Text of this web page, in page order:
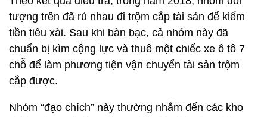
tượng trên đã rủ nhau đi trộm cắp tài sản để kiếm
tiền tiêu xài. Sau khi bàn bạc, cả nhóm này đã
chuẩn bị kìm cộng lực và thuê một chiếc xe ô tô 7
chỗ để làm phương tiện vận chuyển tài sản trộm
cắp được.
Nhóm “đạo chích” này thường nhắm đến các kho